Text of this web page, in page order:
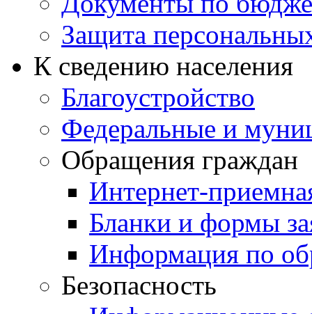
Защита
К сведению населения
Благоустройство
Федеральные и
Обращения граждан
Интернет-
Бланки и формы
Информация по
Безопасность